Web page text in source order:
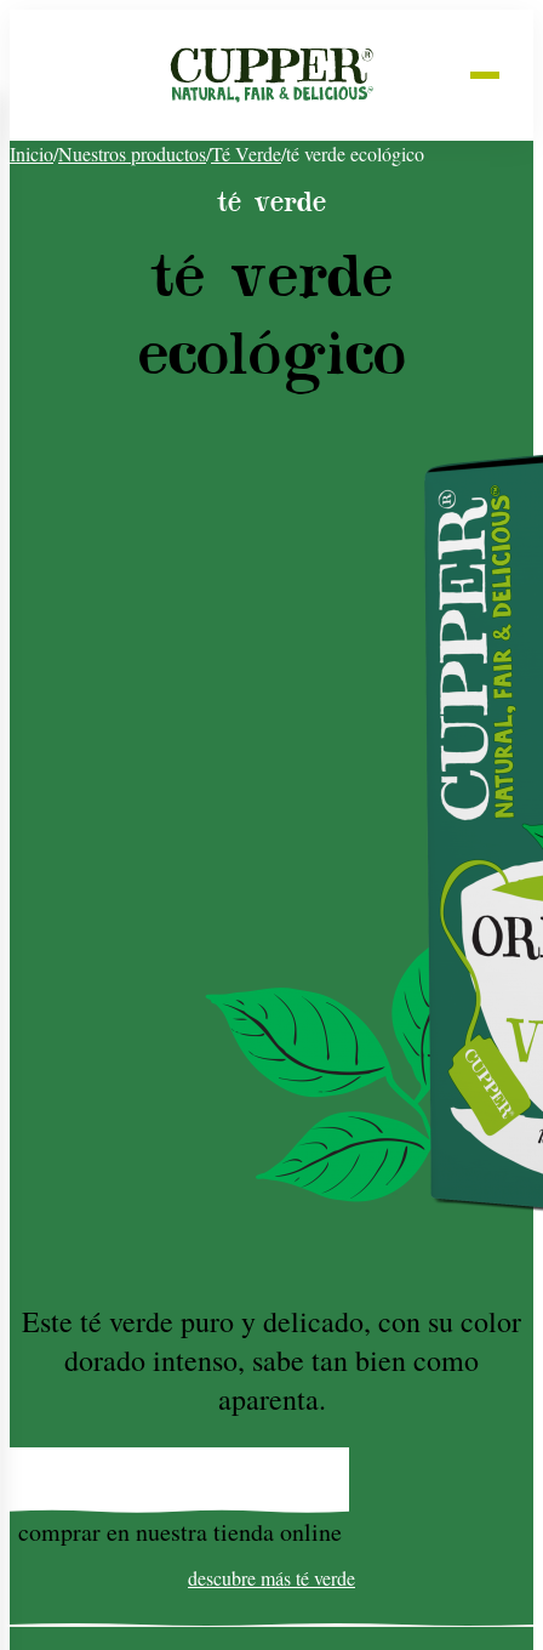
Inicio/Nuestros productos/Té Verde/té verde ecológico
té verde
té verde
ecológico
Este té verde puro y delicado, con su color
dorado intenso, sabe tan bien como
aparenta.
comprar en nuestra tienda online
descubre másté verde